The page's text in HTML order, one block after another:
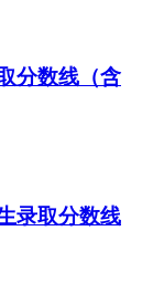
分数线（含
录取分数线